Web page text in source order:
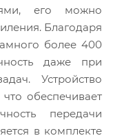
его можно
Благодаря
более 400
даже при
Устройство
обеспечивает
передачи
в комплекте